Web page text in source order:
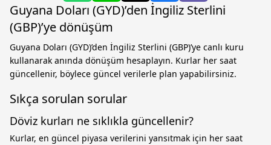
Guyana Doları (GYD)’den İngiliz Sterlini
(GBP)’ye dönüşüm
Guyana Doları (GYD)’den İngiliz Sterlini (GBP)’ye canlı kuru
kullanarak anında dönüşüm hesaplayın. Kurlar her saat
güncellenir, böylece güncel verilerle plan yapabilirsiniz.
Sıkça sorulan sorular
Döviz kurları ne sıklıkla güncellenir?
Kurlar, en güncel piyasa verilerini yansıtmak için her saat